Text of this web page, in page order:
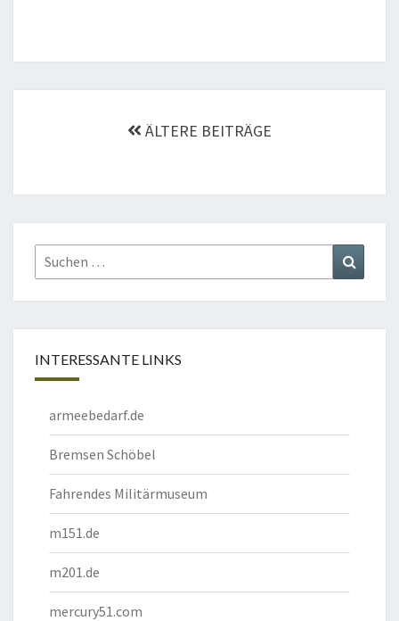
ÄLTERE BEITRÄGE
Suchen
nach:
INTERESSANTE LINKS
armeebedarf.de
Bremsen Schöbel
Fahrendes Militärmuseum
m151.de
m201.de
mercury51.com